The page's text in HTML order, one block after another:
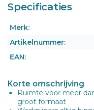
Specificaties
Merk:
Artikelnummer:
EAN:
Korte omschrijving
Ruimte voor meer
groot formaat